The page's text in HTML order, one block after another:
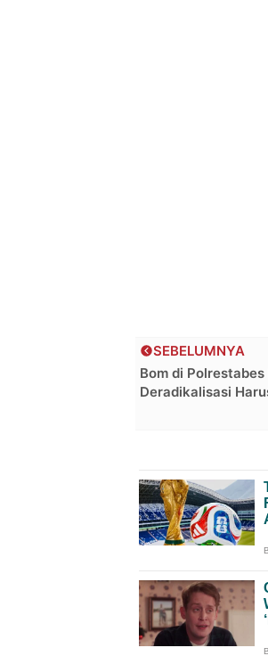
SEBELUMNYA
Bom di
Deradikalisasi